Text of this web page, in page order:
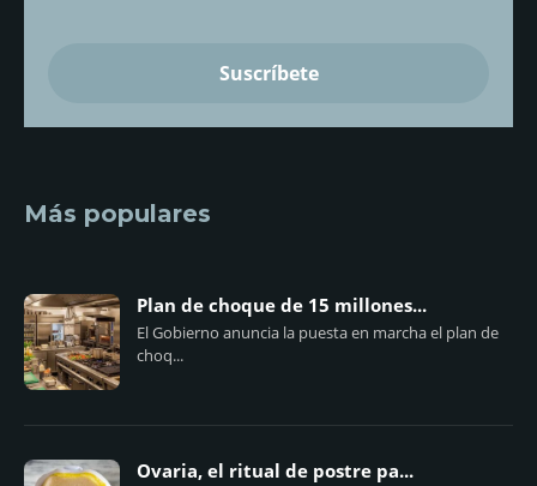
Más populares
Plan de choque de 15 millones...
El Gobierno anuncia la puesta en marcha el plan de
choq...
Ovaria, el ritual de postre pa...